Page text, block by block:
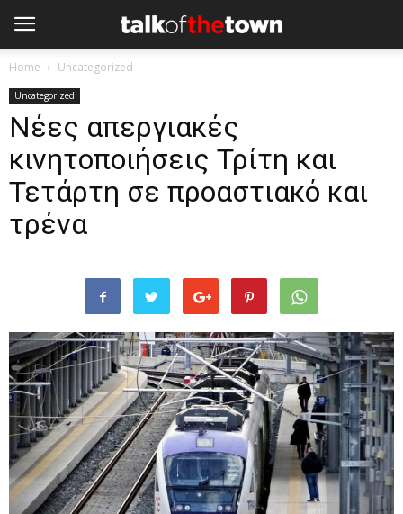
Home Uncategorized
Uncategorized
Νέες απεργιακές
κινητοποιήσεις Τρίτη και
Τετάρτη σε προαστιακό και
τρένα